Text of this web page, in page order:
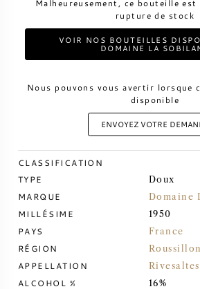
VIN DOUX
CABERNET SAUVIGNON
MERLOT
Malheureusement, ce bouteille est
rupture de stock
VOIR NOS BOUTEILLES
DOMAINE LA
Nous pouvons vous avertir lorsque
disponible
ENVOYEZ VOTRE
CLASSIFICATION
TYPE
Doux
MARQUE Domaine
MILLÉSIME 1950
PAYS France
RÉGION Roussillon
APPELLATION Rivesaltes
ALCOHOL % 16%